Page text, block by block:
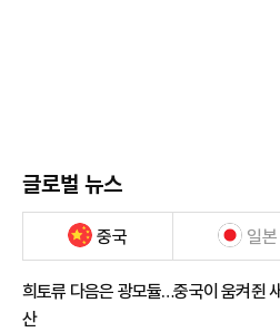
글로벌 뉴스
중국 일본
희토류 다음은 광모듈…중국이 움켜쥔
산